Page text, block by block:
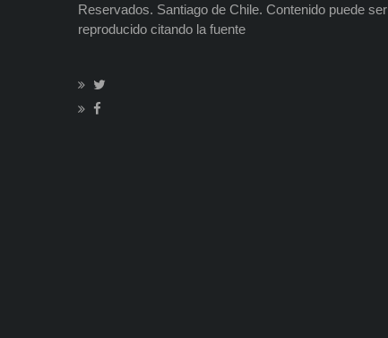
Reservados. Santiago de Chile. Contenido puede ser
reproducido citando la fuente